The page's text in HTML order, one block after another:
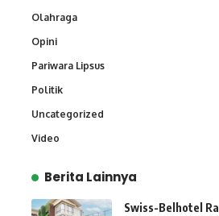
Olahraga
Opini
Pariwara Lipsus
Politik
Uncategorized
Video
Berita Lainnya
Swiss-Belhotel